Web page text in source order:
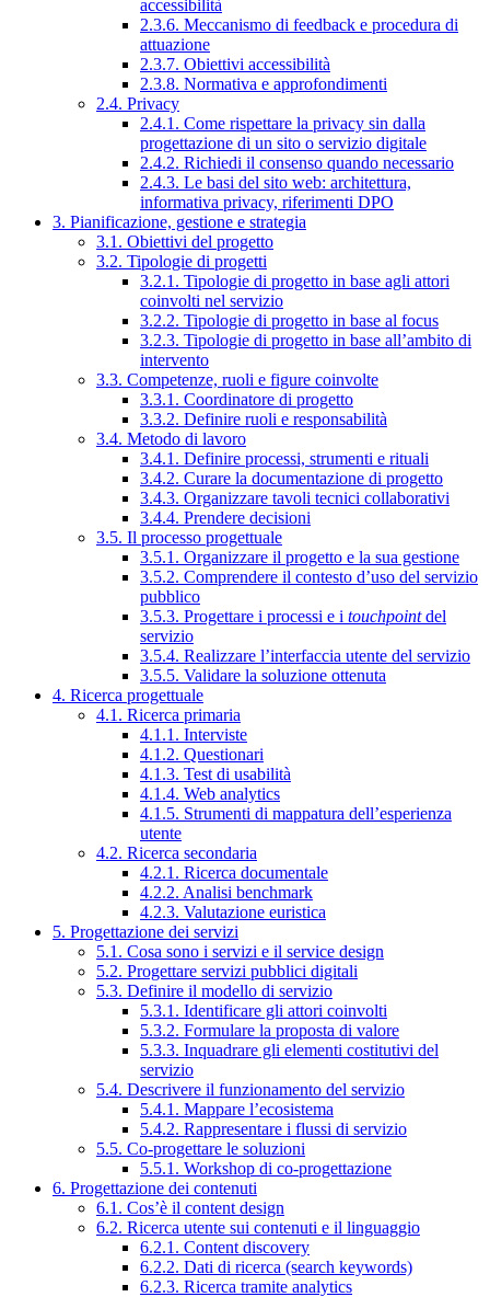
accessibilità
2.3.6. Meccanismo di feedback e procedura di
attuazione
2.3.7. Obiettivi accessibilità
2.3.8. Normativa e approfondimenti
2.4. Privacy
2.4.1. Come rispettare la privacy sin dalla
progettazione di un sito o servizio digitale
2.4.2. Richiedi il consenso quando necessario
2.4.3. Le basi del sito web: architettura,
informativa privacy, riferimenti DPO
3. Pianificazione, gestione e strategia
3.1. Obiettivi del progetto
3.2. Tipologie di progetti
3.2.1. Tipologie di progetto in base agli attori
coinvolti nel servizio
3.2.2. Tipologie di progetto in base al focus
3.2.3. Tipologie di progetto in base all’ambito di
intervento
3.3. Competenze, ruoli e figure coinvolte
3.3.1. Coordinatore di progetto
3.3.2. Definire ruoli e responsabilità
3.4. Metodo di lavoro
3.4.1. Definire processi, strumenti e rituali
3.4.2. Curare la documentazione di progetto
3.4.3. Organizzare tavoli tecnici collaborativi
3.4.4. Prendere decisioni
3.5. Il processo progettuale
3.5.1. Organizzare il progetto e la sua gestione
3.5.2. Comprendere il contesto d’uso del servizio
pubblico
3.5.3. Progettare i processi e i touchpointdel
servizio
3.5.4. Realizzare l’interfaccia utente del servizio
3.5.5. Validare la soluzione ottenuta
4. Ricerca progettuale
4.1. Ricerca primaria
4.1.1. Interviste
4.1.2. Questionari
4.1.3. Test di usabilità
4.1.4. Web analytics
4.1.5. Strumenti di mappatura dell’esperienza
utente
4.2. Ricerca secondaria
4.2.1. Ricerca documentale
4.2.2. Analisi benchmark
4.2.3. Valutazione euristica
5. Progettazione dei servizi
5.1. Cosa sono i servizi e il service design
5.2. Progettare servizi pubblici digitali
5.3. Definire il modello di servizio
5.3.1. Identificare gli attori coinvolti
5.3.2. Formulare la proposta di valore
5.3.3. Inquadrare gli elementi costitutivi del
servizio
5.4. Descrivere il funzionamento del servizio
5.4.1. Mappare l’ecosistema
5.4.2. Rappresentare i flussi di servizio
5.5. Co-progettare le soluzioni
5.5.1. Workshop di co-progettazione
6. Progettazione dei contenuti
6.1. Cos’è il content design
6.2. Ricerca utente sui contenuti e il linguaggio
6.2.1. Content discovery
6.2.2. Dati di ricerca (search keywords)
6.2.3. Ricerca tramite analytics